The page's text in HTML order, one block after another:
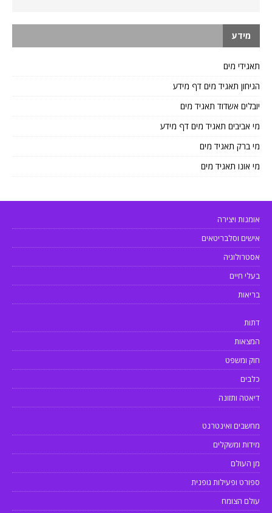
מידע
תאגידי מים
הגיחון תאגיד מים דף מידע
יובלים אשדוד תאגיד מים
מי אביבים תאגיד מים דף מידע
מי ברק תאגיד מים
מי אונו תאגיד מים
אומנות ויצירה
אישים וסלבריטאים
אסטרולוגיה
בעלי חיים
בריאות
דתות
המצאות
חוק ומשפט
כלבים
דיאטה ותזונה
מחשבים ואינטרנט
מידות ומשקלים
מן העולם
ספורט ופעילות גופנית
עולם הצומח